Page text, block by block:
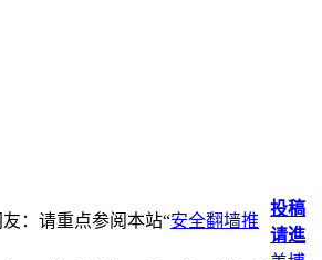
：请重点参阅本站“安全翻墙推
投稿
请進